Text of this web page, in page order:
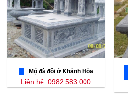
Mộ đá đôi ở Khánh Hòa
Liên hệ: 0982.583.000